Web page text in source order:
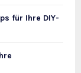
für Ihre DIY-